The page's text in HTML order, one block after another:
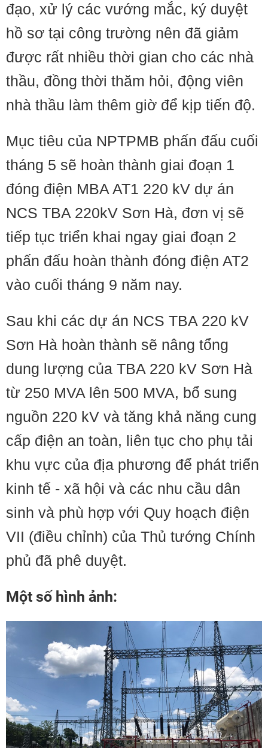
đạo, xử lý các vướng mắc, ký duyệt
hồ sơ tại công trường nên đã giảm
được rất nhiều thời gian cho các nhà
thầu, đồng thời thăm hỏi, động viên
nhà thầu làm thêm giờ để kịp tiến độ.
Mục tiêu của NPTPMB phấn đấu cuối
tháng 5 sẽ hoàn thành giai đoạn 1
đóng điện MBA AT1 220 kV dự án
NCS TBA 220kV Sơn Hà, đơn vị sẽ
tiếp tục triển khai ngay giai đoạn 2
phấn đấu hoàn thành đóng điện AT2
vào cuối tháng 9 năm nay.
Sau khi các dự án NCS TBA 220 kV
Sơn Hà hoàn thành sẽ nâng tổng
dung lượng của TBA 220 kV Sơn Hà
từ 250 MVA lên 500 MVA, bổ sung
nguồn 220 kV và tăng khả năng cung
cấp điện an toàn, liên tục cho phụ tải
khu vực của địa phương để phát triển
kinh tế - xã hội và các nhu cầu dân
sinh và phù hợp với Quy hoạch điện
VII (điều chỉnh) của Thủ tướng Chính
phủ đã phê duyệt.
Một số hình ảnh: